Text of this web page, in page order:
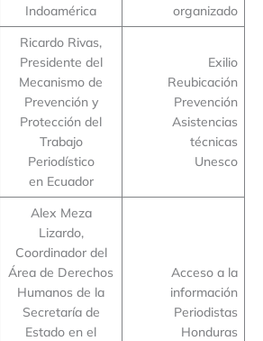
Indoamérica
organizado
Ricardo Rivas,
Presidente del
Mecanismo de
Prevención y
Protección del
Trabajo
Periodístico
en Ecuador
Exilio
Reubicación
Prevención
Asistencias
técnicas
Unesco
Alex Meza
Lizardo,
Coordinador del
Área de Derechos
Humanos de la
Secretaría de
Estado en el
Acceso a la
información
Periodistas
Honduras